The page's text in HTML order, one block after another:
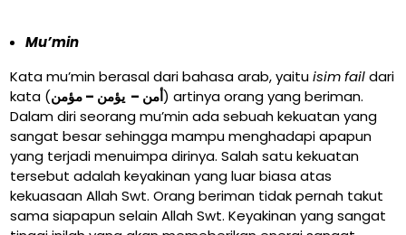
Mu’min
Kata mu’min berasal dari bahasa arab, yaituisim faildari
kata (أمن – يؤمن – مؤمن) artinya orang yang beriman.
Dalam diri seorang mu’min ada sebuah kekuatan yang
sangat besar sehingga mampu menghadapi apapun
yang terjadi menuimpa dirinya. Salah satu kekuatan
tersebut adalah keyakinan yang luar biasa atas
kekuasaan Allah Swt. Orang beriman tidak pernah takut
sama siapapun selain Allah Swt. Keyakinan yang sangat